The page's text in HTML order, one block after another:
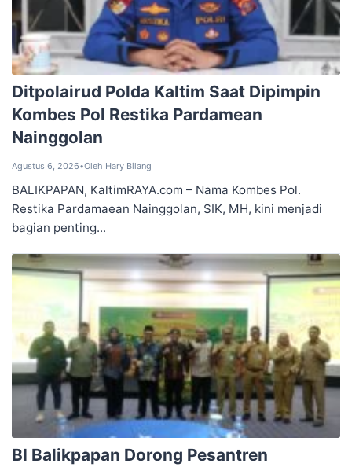
Ditpolairud Polda Kaltim Saat Dipimpin
Kombes Pol Restika Pardamean
Nainggolan
Agustus 6, 2026•Oleh Hary Bilang
BALIKPAPAN, KaltimRAYA.com – Nama Kombes Pol.
Restika Pardamaean Nainggolan, SIK, MH, kini menjadi
bagian penting...
BI Balikpapan Dorong Pesantren